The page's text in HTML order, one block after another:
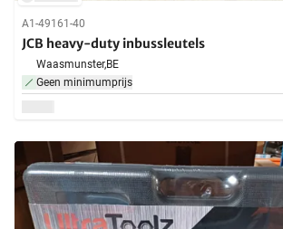
A1-49161-40
JCB heavy-duty inbussleutels
Waasmunster,BE
Geen minimumprijs